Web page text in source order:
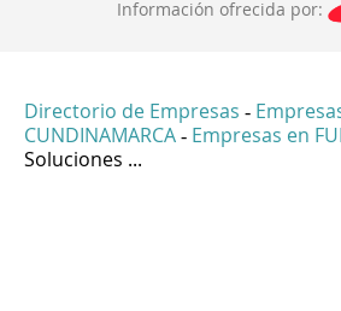
Información ofrecida por:
Directorio de Empresas -
CUNDINAMARCA - Empresas en
Soluciones ...